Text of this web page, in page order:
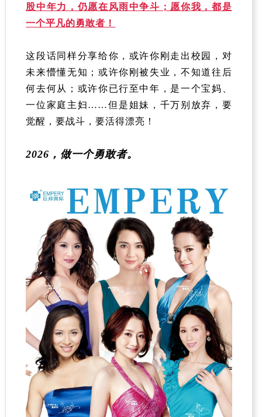
股中年力，仍愿在风雨中争斗；愿你我，都是
一个平凡的勇敢者！
这段话同样分享给你，或许你刚走出校园，对
未来懵懂无知；或许你刚被失业，不知道往后
何去何从；或许你已行至中年，是一个宝妈、
一位家庭主妇……但是姐妹，千万别放弃，要
觉醒，要战斗，要活得漂亮！
2026，做一个勇敢者。